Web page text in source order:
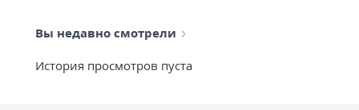
Вы недавно смотрели
История просмотров пуста